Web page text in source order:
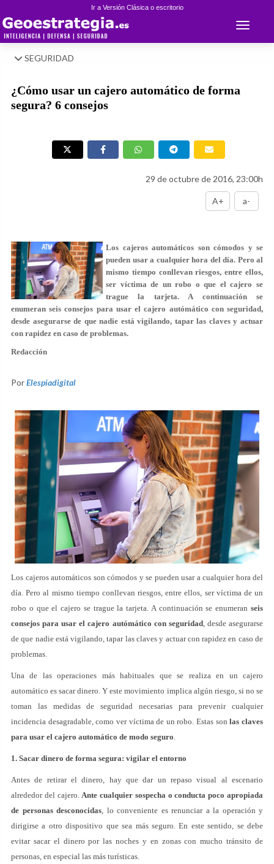
Ir a Versión Clásica o escritorio
Toggle
SEGURIDAD
¿Cómo usar un cajero automático de forma
segura? 6 consejos
29 de octubre de 2016, 23:00h
A+ a-
Los cajeros automáticos son cómodos y se
pueden usar a cualquier hora del día. Pero al
mismo tiempo conllevan riesgos, entre ellos,
ser víctima de un robo o que el cajero se
trague la tarjeta. A continuación se
enumeranseis consejos para usar el cajero autómático con seguridad,
desde asegurarse de que nadie está vigilando, tapar las claves y actuar
con rapidez en caso de problemas.
Redacción
PorElespiadigital
Los cajeros automáticos son cómodos y se pueden usar a cualquier hora del
día. Pero al mismo tiempo conllevan riesgos, entre ellos, ser víctima de un
robo o que el cajero se trague la tarjeta. A continuación se enumeran seis
consejos para usar el cajero autómático con seguridad, desde asegurarse
de que nadie está vigilando, tapar las claves y actuar con rapidez en caso de
problemas.
Una de las operaciones más habituales que se realiza en un cajero
automático es sacar dinero. Y este movimiento implica algún riesgo, si no se
toman las medidas de seguridad necesarias para prevenir cualquier
incidencia desagradable, como ver víctima de un robo. Estas sonlas claves
para usar el cajero automático de modo seguro.
1. Sacar dinero de forma segura: vigilar el entorno
Antes de retirar el dinero, hay que dar un repaso visual al escenario
alrededor del cajero.Ante cualquier sospecha o conducta poco apropiada
de personas desconocidas, lo conveniente es renunciar a la operación y
dirigirse a otro dispositivo que sea más seguro. En este sentido, se debe
evitar sacar el dinero por las noches y en zonas con mucho tránsito de
personas, en especial las más turísticas.